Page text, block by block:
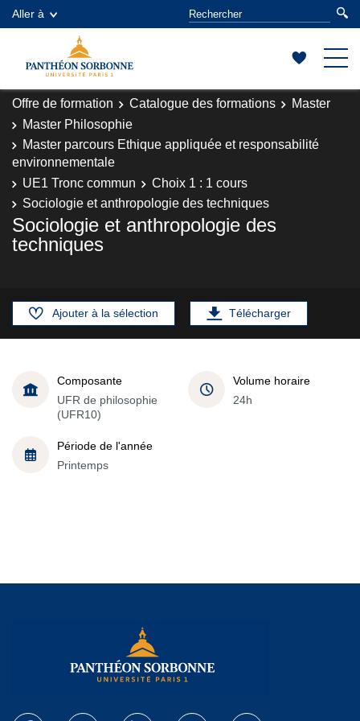
Aller à
Offre de formation Catalogue des formations
Master
Master Philosophie
Master parcours Ethique appliquée et responsabilité
environnementale
UE1 Tronc commun
Choix 1 : 1 cours
Sociologie et anthropologie des techniques
Sociologie et anthropologie des
techniques
Ajouter à la sélection Télécharger
Composante
UFR de philosophie
(UFR10)
Volume horaire
24h
Période de l'année
Printemps